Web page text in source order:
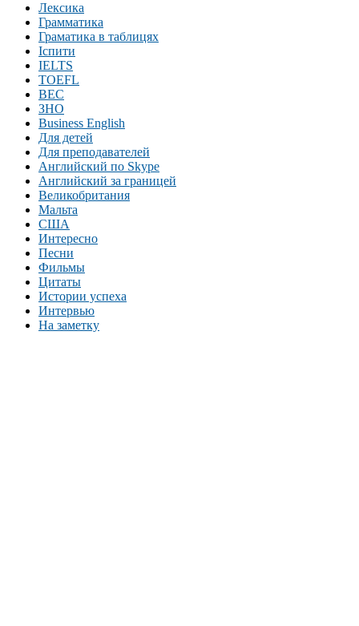
Лексика
Грамматика
Граматика в таблицях
Іспити
IELTS
TOEFL
BEC
ЗНО
Business English
Для детей
Для преподавателей
Английский по Skype
Английский за границей
Великобритания
Мальта
США
Интересно
Песни
Фильмы
Цитаты
Истории успеха
Интервью
На заметку